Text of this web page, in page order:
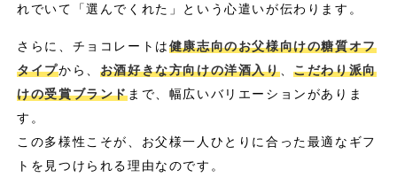
れでいて「選んでくれた」という心遣いが伝わります。
さらに、チョコレートは健康志向のお父様向けの糖質オフ
タイプから、 お酒好きな方向けの洋酒入り、こだわり派向
けの受賞ブランドまで、幅広いバリエーションがありま
す。
この多様性こそが、お父様一人ひとりに合った最適なギフ
トを見つけられる理由なのです。